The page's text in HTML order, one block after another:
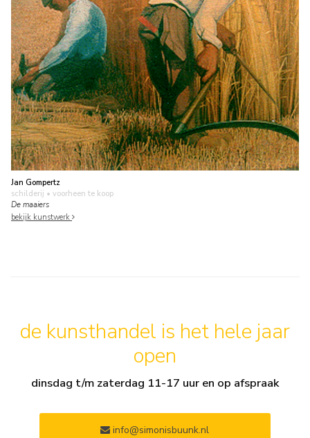
Jan Gompertz
schilderij • voorheen te koop
De maaiers
bekijk kunstwerk
de kunsthandel is het hele jaar
open
dinsdag t/m zaterdag 11-17 uur en op afspraak
info@simonisbuunk.nl